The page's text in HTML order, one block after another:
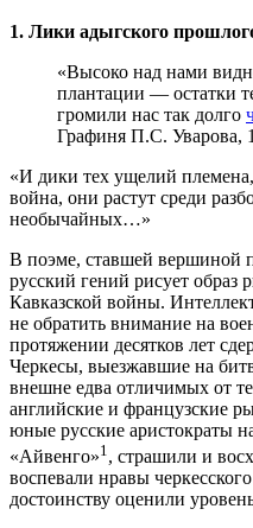
1. Лики адыгского
«Высоко над нами
плантации — остатки
громили нас так долго
Графиня П.С. Уварова,
«И дики тех ущелий
война, они растут среди
необычайных…»
В поэме, ставшей вершиной
русский гений рисует образ
Кавказской войны.
не обратить внимание на
протяжении десятков лет
Черкесы, выезжавшие на
внешне едва отличимых от
английские и французские
юные русские аристократы
«Айвенго»1, страшили и
воспевали нравы
достоинству оценили